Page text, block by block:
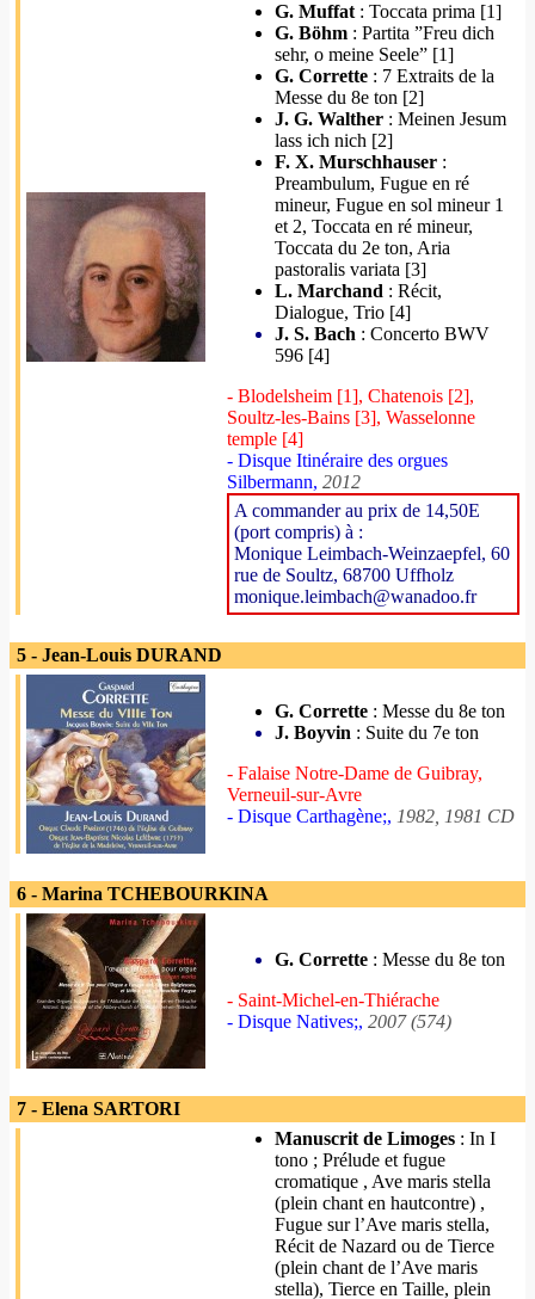
G. Muffat : Toccata prima [1]
G. Böhm : Partita ”Freu dich
sehr, o meine Seele” [1]
G. Corrette : 7 Extraits de la
Messe du 8e ton [2]
J. G. Walther : Meinen Jesum
lass ich nich [2]
F. X. Murschhauser :
Preambulum, Fugue en ré
mineur, Fugue en sol mineur 1
et 2, Toccata en ré mineur,
Toccata du 2e ton, Aria
pastoralis variata [3]
L. Marchand : Récit,
Dialogue, Trio [4]
J. S. Bach : Concerto BWV
596 [4]
- Blodelsheim [1], Chatenois [2],
Soultz-les-Bains [3], Wasselonne
temple [4]
- Disque Itinéraire des orgues
Silbermann, 2012
A commander au prix de 14,50E
(port compris) à :
Monique Leimbach-Weinzaepfel, 60
rue de Soultz, 68700 Uffholz
monique.leimbach@wanadoo.fr
5 - Jean-Louis DURAND
G. Corrette : Messe du 8e ton
J. Boyvin : Suite du 7e ton
- Falaise Notre-Dame de Guibray,
Verneuil-sur-Avre
- Disque Carthagène;, 1982, 1981 CD
6 - Marina TCHEBOURKINA
G. Corrette : Messe du 8e ton
- Saint-Michel-en-Thiérache
- Disque Natives;, 2007 (574)
7 - Elena SARTORI
Manuscrit de Limoges : In I
tono ; Prélude et fugue
cromatique , Ave maris stella
(plein chant en hautcontre) ,
Fugue sur l’Ave maris stella,
Récit de Nazard ou de Tierce
(plein chant de l’Ave maris
stella), Tierce en Taille, plein